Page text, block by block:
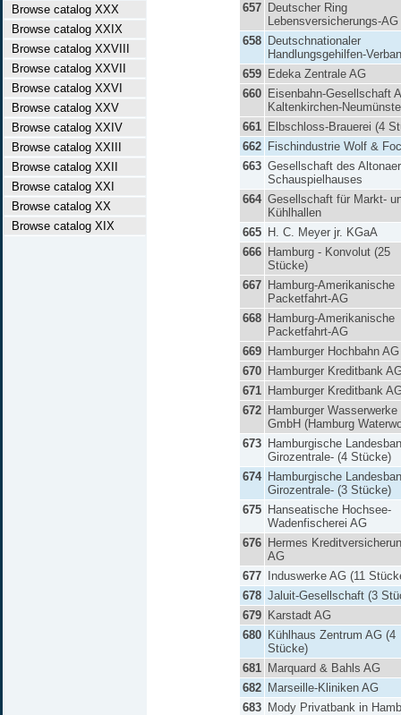
Browse catalog XXX
Browse catalog XXIX
Browse catalog XXVIII
Browse catalog XXVII
Browse catalog XXVI
Browse catalog XXV
Browse catalog XXIV
Browse catalog XXIII
Browse catalog XXII
Browse catalog XXI
Browse catalog XX
Browse catalog XIX
657 Deutscher Ring
Lebensversicherungs-AG
658 Deutschnationaler
Handlungsgehilfen-
659 Edeka Zentrale AG
660 Eisenbahn-Gesellschaft
Kaltenkirchen-
661 Elbschloss-Brauerei (4
662 Fischindustrie Wolf &
663 Gesellschaft des Altonaer
Schauspielhauses
664 Gesellschaft für Markt-
Kühlhallen
665 H. C. Meyer jr. KGaA
666 Hamburg - Konvolut (25
Stücke)
667 Hamburg-Amerikanische
Packetfahrt-AG
668 Hamburg-Amerikanische
Packetfahrt-AG
669 Hamburger Hochbahn AG
670 Hamburger Kreditbank
671 Hamburger Kreditbank
672 Hamburger Wasserwerke
GmbH (Hamburg
673 Hamburgische
Girozentrale- (4 Stücke)
674 Hamburgische
Girozentrale- (3 Stücke)
675 Hanseatische Hochsee-
Wadenfischerei AG
676 Hermes
AG
677
Induswerke AG (11
678 Jaluit-Gesellschaft (3
679 Karstadt AG
680 Kühlhaus Zentrum AG (4
Stücke)
681 Marquard & Bahls AG
682 Marseille-Kliniken AG
683 Mody Privatbank in